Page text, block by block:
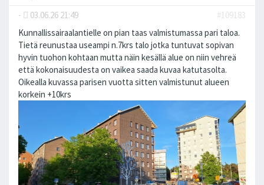
-
03.06.26 21:49
#109183
Kunnallissairaalantielle on pian taas valmistumassa pari taloa.
Tietä reunustaa useampi n.7krs talo jotka tuntuvat sopivan
hyvin tuohon kohtaan mutta näin kesällä alue on niin vehreä
että kokonaisuudesta on vaikea saada kuvaa katutasolta.
Oikealla kuvassa parisen vuotta sitten valmistunut alueen
korkein +10krs